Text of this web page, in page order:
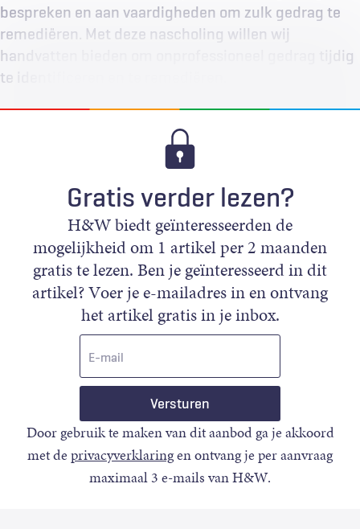
bespreken en aan vaardigheden om zulk gedrag te
remediëren. Met deze nascholing willen wij
handvatten bieden om onprofessioneel gedrag tijdig
te identificeren en te remediëren.
Gratis verder lezen?
H&W biedt geïnteresseerden de
mogelijkheid om 1 artikel per 2 maanden
gratis te lezen. Ben je geïnteresseerd in dit
artikel? Voer je e-mailadres in en ontvang
het artikel gratis in je inbox.
Door gebruik te maken van dit aanbod ga je akkoord
met deprivacyverklaringen ontvang je per aanvraag
maximaal 3 e-mails van H&W.